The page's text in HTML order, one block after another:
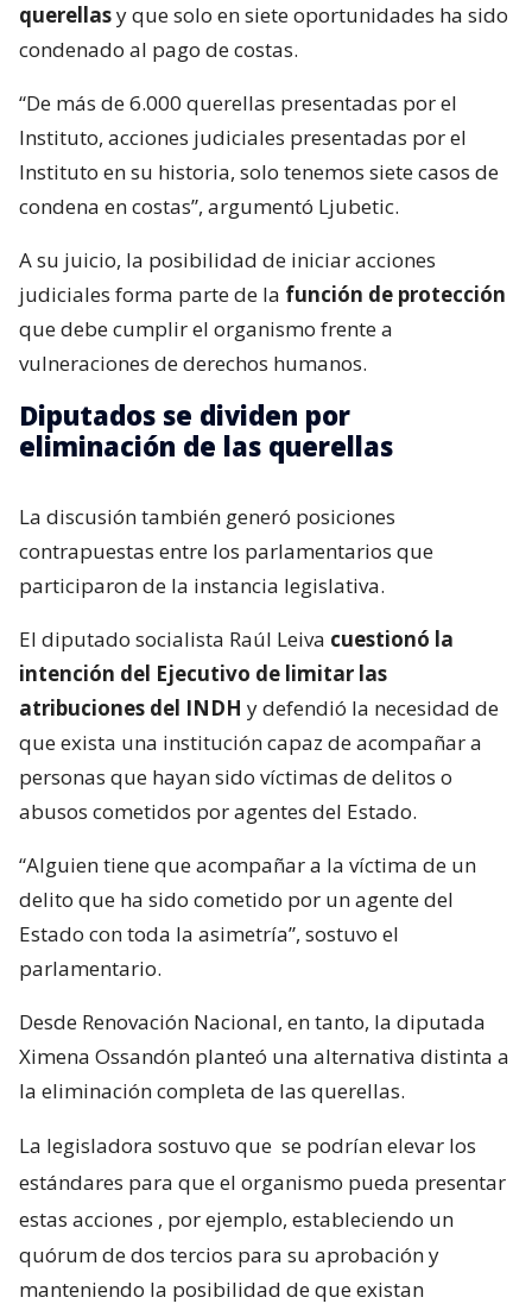
querellasy que solo en siete oportunidades ha sido
condenado al pago de costas.
“De más de 6.000 querellas presentadas por el
Instituto, acciones judiciales presentadas por el
Instituto en su historia, solo tenemos siete casos de
condena en costas”, argumentó Ljubetic.
A su juicio, la posibilidad de iniciar acciones
judiciales forma parte de la función de protección
que debe cumplir el organismo frente a
vulneraciones de derechos humanos.
Diputados se dividen por
eliminación de las querellas
La discusión también generó posiciones
contrapuestas entre los parlamentarios que
participaron de la instancia legislativa.
El diputado socialista Raúl Leiva cuestionó la
intención del Ejecutivo de limitar las
atribuciones del INDH y defendió la necesidad de
que exista una institución capaz de acompañar a
personas que hayan sido víctimas de delitos o
abusos cometidos por agentes del Estado.
“Alguien tiene que acompañar a la víctima de un
delito que ha sido cometido por un agente del
Estado con toda la asimetría”, sostuvo el
parlamentario.
Desde Renovación Nacional, en tanto, la diputada
Ximena Ossandón planteó una alternativa distinta a
la eliminación completa de las querellas.
La legisladora sostuvo que se podrían elevar los
estándares para que el organismo pueda presentar
estas acciones , por ejemplo, estableciendo un
quórum de dos tercios para su aprobación y
manteniendo la posibilidad de que existan